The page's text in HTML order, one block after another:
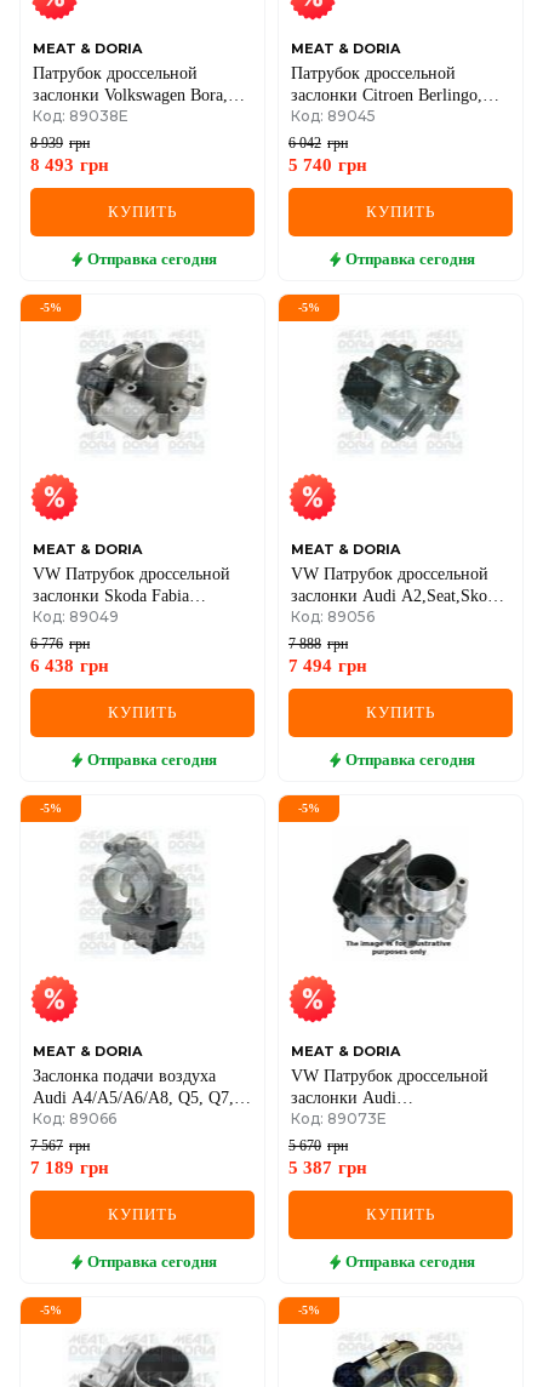
MEAT & DORIA
Патрубок дроссельной
заслонки Volkswagen Bora,
Caddy II, Golf III, IV, Polo 1.9
SDI 1995–, Jeep Cherokee 2.8
CRD
Код: 89038E
8 939 грн
8 493 грн
КУПИТЬ
Отправка сегодня
MEAT & DORIA
Патрубок дроссельной
заслонки Citroen Berlingo,
C2/C3, Nemo, Fiat Fiorino,
Qubo, Peugeot 1007/206/207,
Partner 1.1/1.4
Код: 89045
6 042 грн
5 740 грн
КУПИТЬ
Отправка сегодня
-5%
MEAT & DORIA
VW Патрубок дроссельной
заслонки Skoda Fabia
I,Seat,Roomster,Polo 1.2/1.4
99-
Код: 89049
6 776 грн
6 438 грн
КУПИТЬ
Отправка сегодня
-5%
MEAT & DORIA
VW Патрубок дроссельной
заслонки Audi A2,Seat,Skoda
Fabia I,Roomster,Polo 1.4TDI
00-
Код: 89056
7 888 грн
7 494 грн
КУПИТЬ
Отправка сегодня
-5%
MEAT & DORIA
Заслонка подачи воздуха
Audi A4/A5/A6/A8, Q5, Q7,
Touareg 2.7/3.0 TDI 2003–
Код: 89066
7 567 грн
7 189 грн
КУПИТЬ
Отправка сегодня
-5%
MEAT & DORIA
VW Патрубок дроссельной
заслонки Audi
A4/5/6,Q5,Octavia II,SuperB
II,Golf VI,Passat,Tiguan
2.0TDI 05-
Код: 89073E
5 670 грн
5 387 грн
КУПИТЬ
Отправка сегодня
-5% -5%